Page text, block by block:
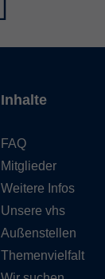
Inhalte
FAQ
Mitglieder
Weitere Infos
Unsere vhs
Außenstellen
Themenvielfalt